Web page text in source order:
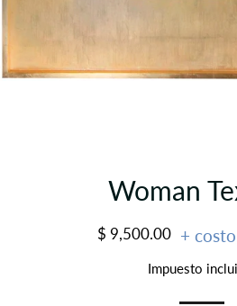
Woman
Precio
Precio
$ 9,500.00 +
Impuesto